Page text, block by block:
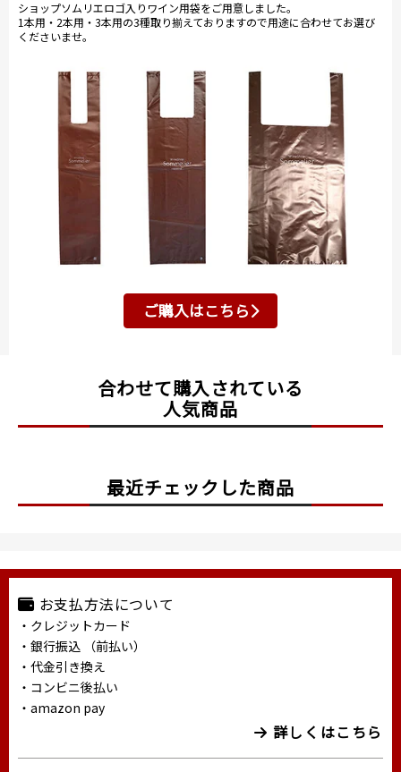
ショップソムリエロゴ入りワイン用袋をご用意しました。
1本用・2本用・3本用の3種取り揃えておりますので用途に合わせてお選び
くださいませ。
ご購入はこちら
合わせて購入されている
人気商品
最近チェックした商品
お支払方法について
・クレジットカード
・銀行振込 （前払い）
・代金引き換え
・コンビニ後払い
・amazon pay
詳しくはこちら